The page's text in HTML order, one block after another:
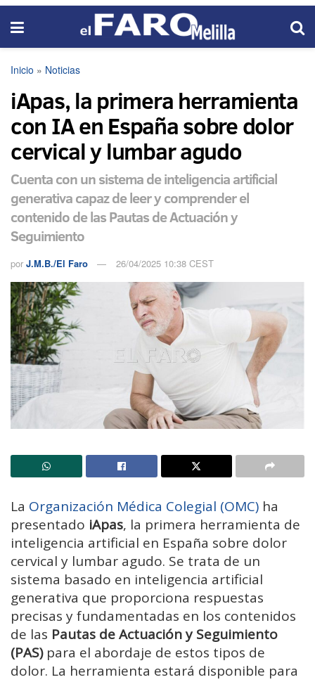
Inicio » Noticias
iApas, la primera herramienta
con IA en España sobre dolor
cervical y lumbar agudo
Cuenta con un sistema de inteligencia artificial
generativa capaz de leer y comprender el
contenido de las Pautas de Actuación y
Seguimiento
por J.M.B./El Faro 26/04/2025 10:38 CEST
La Organización Médica Colegial (OMC) ha
presentado iApas, la primera herramienta de
inteligencia artificial en España sobre dolor
cervical y lumbar agudo. Se trata de un
sistema basado en inteligencia artificial
generativa que proporciona respuestas
precisas y fundamentadas en los contenidos
de las Pautas de Actuación y Seguimiento
(PAS)para el abordaje de estos tipos de
dolor. La herramienta estará disponible para